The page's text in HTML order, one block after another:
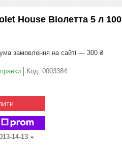
House Віолетта 5 л
замовлення на сайті — 300 ₴
Код: 0003384
14-13